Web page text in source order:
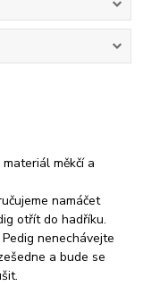
měkčí a
namáčet
otřít do hadříku.
nenechávejte
a bude se